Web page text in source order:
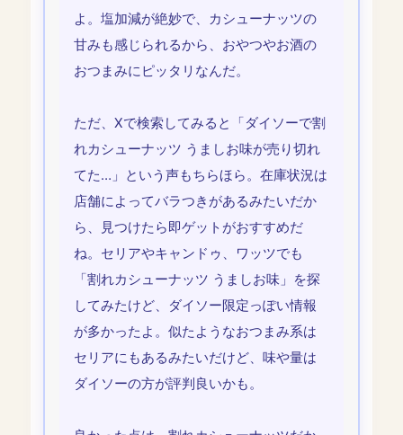
よ。塩加減が絶妙で、カシューナッツの
甘みも感じられるから、おやつやお酒の
おつまみにピッタリなんだ。
ただ、Xで検索してみると「ダイソーで割
れカシューナッツ うましお味が売り切れ
てた…」という声もちらほら。在庫状況は
店舗によってバラつきがあるみたいだか
ら、見つけたら即ゲットがおすすめだ
ね。セリアやキャンドゥ、ワッツでも
「割れカシューナッツ うましお味」を探
してみたけど、ダイソー限定っぽい情報
が多かったよ。似たようなおつまみ系は
セリアにもあるみたいだけど、味や量は
ダイソーの方が評判良いかも。